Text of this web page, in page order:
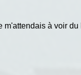
à voir